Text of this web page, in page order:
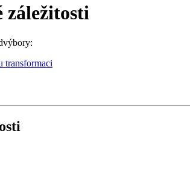
záležitosti
transformaci